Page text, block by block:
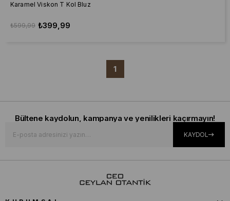
Karamel Viskon T Kol Bluz
₺399,99
₺599,99
1
Bültene kaydolun, kampanya ve yenilikleri kaçırmayın!
KAYDOL